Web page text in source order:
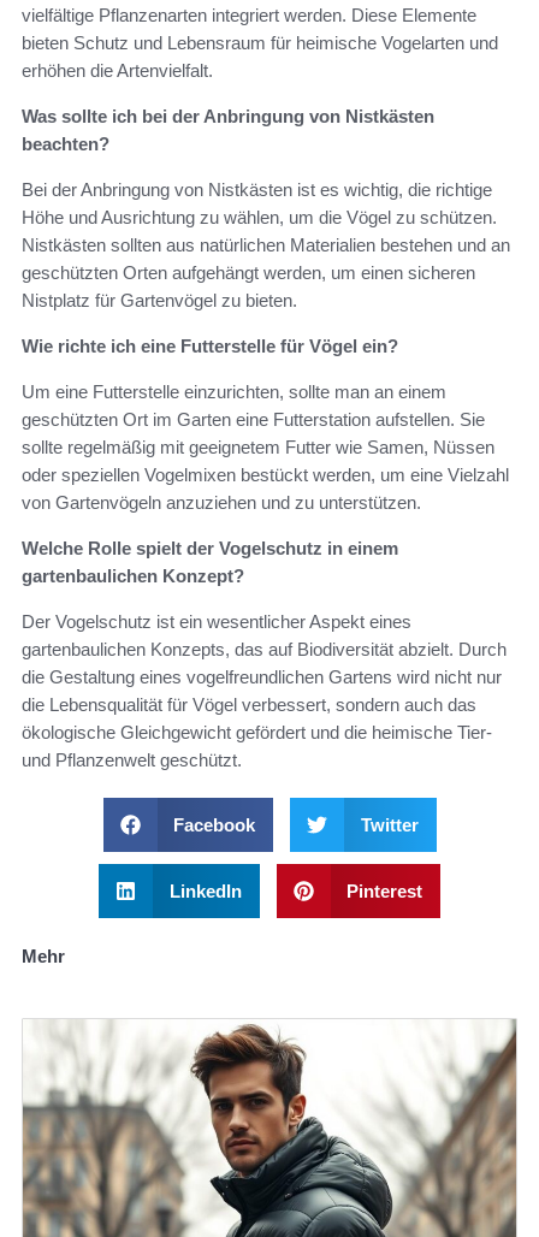
vielfältige Pflanzenarten integriert werden. Diese Elemente
bieten Schutz und Lebensraum für heimische Vogelarten und
erhöhen die Artenvielfalt.
Was sollte ich bei der Anbringung von Nistkästen
beachten?
Bei der Anbringung von Nistkästen ist es wichtig, die richtige
Höhe und Ausrichtung zu wählen, um die Vögel zu schützen.
Nistkästen sollten aus natürlichen Materialien bestehen und an
geschützten Orten aufgehängt werden, um einen sicheren
Nistplatz für Gartenvögel zu bieten.
Wie richte ich eine Futterstelle für Vögel ein?
Um eine Futterstelle einzurichten, sollte man an einem
geschützten Ort im Garten eine Futterstation aufstellen. Sie
sollte regelmäßig mit geeignetem Futter wie Samen, Nüssen
oder speziellen Vogelmixen bestückt werden, um eine Vielzahl
von Gartenvögeln anzuziehen und zu unterstützen.
Welche Rolle spielt der Vogelschutz in einem
gartenbaulichen Konzept?
Der Vogelschutz ist ein wesentlicher Aspekt eines
gartenbaulichen Konzepts, das auf Biodiversität abzielt. Durch
die Gestaltung eines vogelfreundlichen Gartens wird nicht nur
die Lebensqualität für Vögel verbessert, sondern auch das
ökologische Gleichgewicht gefördert und die heimische Tier-
und Pflanzenwelt geschützt.
Facebook Twitter
LinkedIn Pinterest
Mehr